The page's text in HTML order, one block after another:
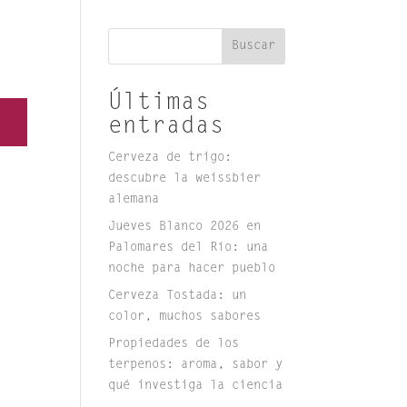
Buscar
Últimas
entradas
Cerveza de trigo:
descubre la weissbier
alemana
Jueves Blanco 2026 en
Palomares del Río: una
noche para hacer pueblo
Cerveza Tostada: un
color, muchos sabores
Propiedades de los
terpenos: aroma, sabor y
qué investiga la ciencia